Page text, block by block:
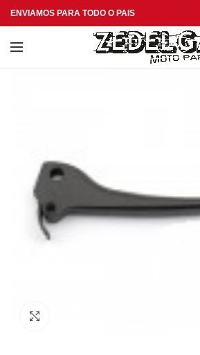
ENVIAMOS PARA TODO O PAIS